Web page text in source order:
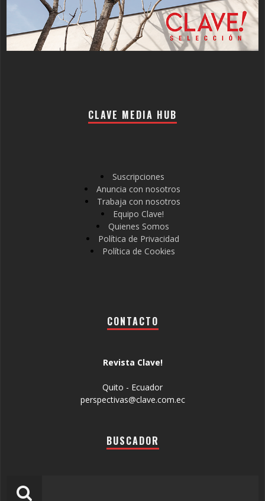
CLAVE MEDIA HUB
Suscripciones
Anuncia con nosotros
Trabaja con nosotros
Equipo Clave!
Quienes Somos
Política de Privacidad
Política de Cookies
CONTACTO
Revista Clave!
Quito - Ecuador
perspectivas@clave.com.ec
BUSCADOR